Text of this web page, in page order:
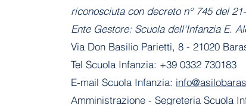
riconosciuta con decreto n° 745 del
Ente Gestore: Scuola dell'Infanzia E.
Via Don Basilio Parietti, 8 - 21020
Tel Scuola Infanzia: +39 0332 730183
E-mail Scuola Infanzia:
Amministrazione - Segreteria Scuola